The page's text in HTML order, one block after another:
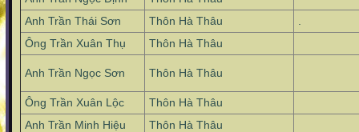
Anh Trần Thái Sơn
Thôn Hà Thâu
Ông Trần Xuân Thụ
Thôn Hà Thâu
Anh Trần Ngọc Sơn Thôn Hà Thâu
Ông Trần Xuân Lộc
Thôn Hà Thâu
Anh Trần Minh Hiệu
Thôn Hà Thâu